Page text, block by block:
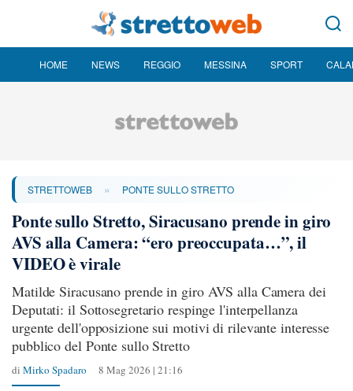
HOME NEWS REGGIO MESSINA SPORT
STRETTOWEB » PONTE SULLO STRETTO
Ponte sullo Stretto, Siracusano prende in giro
AVS alla Camera: “ero preoccupata…”, il
VIDEO è virale
Matilde Siracusano prende in giro AVS alla Camera dei
Deputati: il Sottosegretario respinge l'interpellanza
urgente dell'opposizione sui motivi di rilevante interesse
pubblico del Ponte sullo Stretto
di Mirko Spadaro 8 Mag 2026 | 21:16